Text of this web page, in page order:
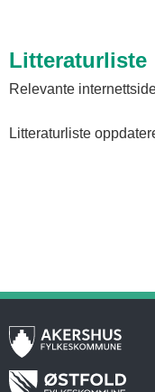
Litteraturliste
Relevante
Litteraturliste